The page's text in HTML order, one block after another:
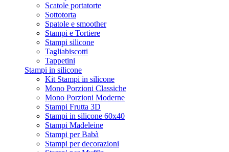
Scatole portatorte
Sottotorta
Spatole e smoother
Stampi e Tortiere
Stampi silicone
Tagliabiscotti
Tappetini
Stampi in silicone
Kit Stampi in silicone
Mono Porzioni Classiche
Mono Porzioni Moderne
Stampi Frutta 3D
Stampi in silicone 60x40
Stampi Madeleine
Stampi per Babà
Stampi per decorazioni